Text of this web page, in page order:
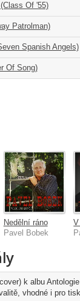
Of '55)
Patrolman)
Spanish Angels)
Of Song)
Nedělní ráno
Pavel Bobek
k albu
vhodné i pro tisk.